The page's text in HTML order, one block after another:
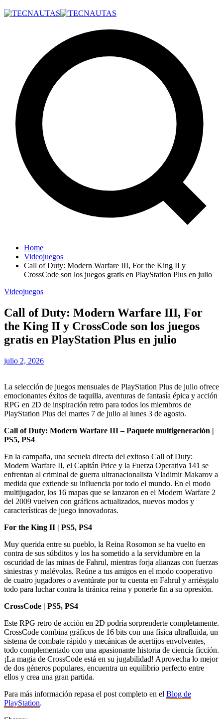
Home
Videojuegos
Call of Duty: Modern Warfare III, For the King II y
CrossCode son los juegos gratis en PlayStation Plus en julio
Videojuegos
Call of Duty: Modern Warfare III, For
the King II y CrossCode son los juegos
gratis en PlayStation Plus en julio
julio 2, 2026
La selección de juegos mensuales de PlayStation Plus de julio ofrece
emocionantes éxitos de taquilla, aventuras de fantasía épica y acción
RPG en 2D de inspiración retro para todos los miembros de
PlayStation Plus del martes 7 de julio al lunes 3 de agosto.
Call of Duty: Modern Warfare III – Paquete multigeneración |
PS5, PS4
En la campaña, una secuela directa del exitoso Call of Duty:
Modern Warfare II, el Capitán Price y la Fuerza Operativa 141 se
enfrentan al criminal de guerra ultranacionalista Vladimir Makarov a
medida que extiende su influencia por todo el mundo. En el modo
multijugador, los 16 mapas que se lanzaron en el Modern Warfare 2
del 2009 vuelven con gráficos actualizados, nuevos modos y
características de juego innovadoras.
For the King II | PS5, PS4
Muy querida entre su pueblo, la Reina Rosomon se ha vuelto en
contra de sus súbditos y los ha sometido a la servidumbre en la
oscuridad de las minas de Fahrul, mientras forja alianzas con fuerzas
siniestras y malévolas. Reúne a tus amigos en el modo cooperativo
de cuatro jugadores o aventúrate por tu cuenta en Fahrul y arriésgalo
todo para luchar contra la tiránica reina y ponerle fin a su opresión.
CrossCode | PS5, PS4
Este RPG retro de acción en 2D podría sorprenderte completamente.
CrossCode combina gráficos de 16 bits con una física ultrafluida, un
sistema de combate rápido y mecánicas de acertijos envolventes,
todo complementado con una apasionante historia de ciencia ficción.
¡La magia de CrossCode está en su jugabilidad! Aprovecha lo mejor
de dos géneros populares, encuentra un equilibrio perfecto entre
ellos y crea una gran partida.
Para más información repasa el post completo en el Blog de
PlayStation.